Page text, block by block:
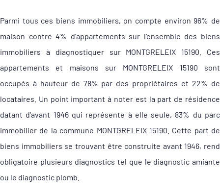
Parmi tous ces biens immobiliers, on compte environ 96% de
maison contre 4% d'appartements sur l'ensemble des biens
immobiliers à diagnostiquer sur MONTGRELEIX 15190. Ces
appartements et maisons sur MONTGRELEIX 15190 sont
occupés à hauteur de 78% par des propriétaires et 22% de
locataires. Un point important à noter est la part de résidence
datant d'avant 1946 qui représente à elle seule, 83% du parc
immobilier de la commune MONTGRELEIX 15190. Cette part de
biens immobiliers se trouvant être construite avant 1946, rend
obligatoire plusieurs diagnostics tel que le diagnostic amiante
ou le diagnostic plomb.